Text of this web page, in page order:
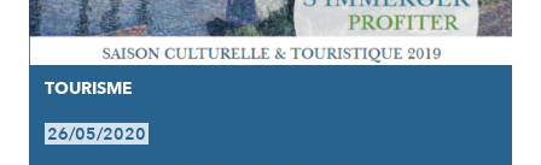
TOURISME
26/05/2020